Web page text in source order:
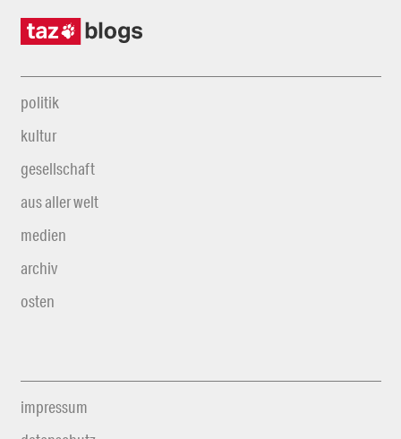
politik
kultur
gesellschaft
aus aller welt
medien
archiv
osten
impressum